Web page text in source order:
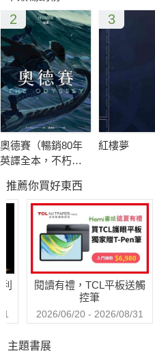
2
奧德賽（暢銷80年
英譯全本，不朽中
3
紅樓夢
推薦你買好東西
閱讀有禮，TCL平板送觸
控筆
2026/06/20 - 2026/08/31
主題書展